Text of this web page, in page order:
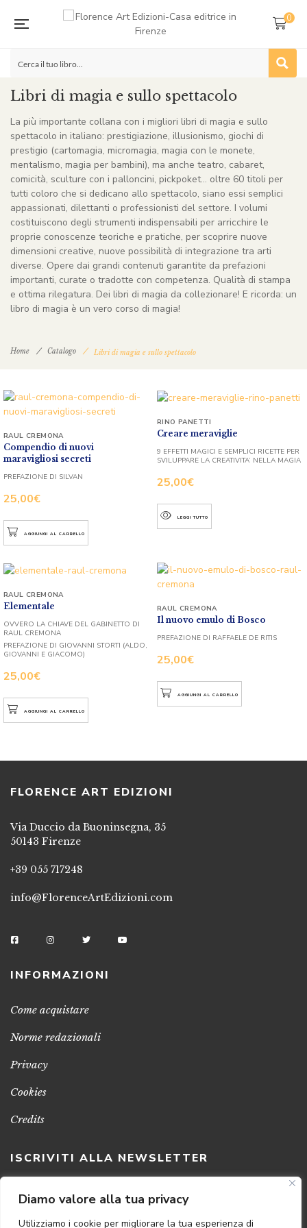
Diamo valore alla tua privacy
Utilizziamo i cookie per migliorare la tua esperienza di
0
Libri di magia e sullo spettacolo
La più importante collana con i migliori libri di magia e sullo
spettacolo in italiano: prestigiazione, illusionismo, giochi di
prestigio (cartomagia, micromagia, magia con le monete,
mentalismo, magia per bambini), ma anche teatro, cabaret,
comicità, sculture con i palloncini, pickpoket… oltre 60 titoli per
tutti coloro che si dedicano allo spettacolo, siano essi semplici
appassionati, dilettanti o professionisti del settore. I volumi
costituiscono degli strumenti indispensabili per arricchire le
proprie conoscenze teoriche e pratiche, per scoprire nuove
dimensioni creative, nuove possibilità di integrazione tra arti
diverse. Opere dai grandi contenuti garantite da prefazioni
importanti, curate o tradotte con competenza. Qualità di stampa
e ottima rilegatura. Dei libri di magia da collezionare! E ricorda: un
libro di magia è un vero corso di magia!
Home Catalogo Libri di magia e sullo spettacolo
Compendio di nuovi
maravigliosi secreti
25,00€
RAUL CREMONA
PREFAZIONE DI SILVAN
AGGIUNGI AL CARRELLO
Creare meraviglie
25,00€
RINO PANETTI
9 EFFETTI MAGICI E SEMPLICI RICETTE PER
SVILUPPARE LA CREATIVITA’ NELLA MAGIA
LEGGI TUTTO
Elementale
25,00€
RAUL CREMONA
OVVERO LA CHIAVE DEL GABINETTO DI
RAUL CREMONA
PREFAZIONE DI GIOVANNI STORTI (ALDO,
GIOVANNI E GIACOMO)
AGGIUNGI AL CARRELLO
Il nuovo emulo di Bosco
25,00€
RAUL CREMONA
PREFAZIONE DI RAFFAELE DE RITIS
AGGIUNGI AL CARRELLO
FLORENCE ART EDIZIONI
Via Duccio da Buoninsegna, 35
50143 Firenze
+39 055 717248
info@FlorenceArtEdizioni.com
INFORMAZIONI
Come acquistare
Norme redazionali
Privacy
Cookies
Credits
ISCRIVITI ALLA NEWSLETTER
Clicca sul pulsante per ricevere le nostre ultime novità,
notizie e promozioni